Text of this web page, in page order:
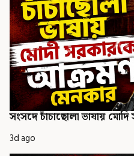
সংসদে চাঁচাছোলা ভাষায়
3d ago